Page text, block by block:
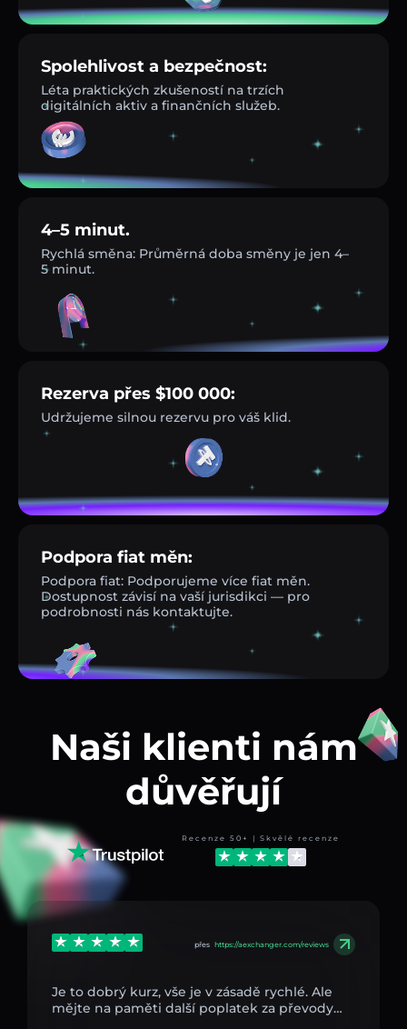
Spolehlivost a bezpečnost:
Léta praktických zkušeností na trzích
digitálních aktiv a finančních služeb.
4–5 minut.
Rychlá směna: Průměrná doba směny je jen 4–
5 minut.
Rezerva přes $100 000:
Udržujeme silnou rezervu pro váš klid.
Podpora fiat měn:
Podpora fiat: Podporujeme více fiat měn.
Dostupnost závisí na vaší jurisdikci — pro
podrobnosti nás kontaktujte.
Naši klienti nám
důvěřují
Recenze 50+ | Skvělé recenze
přes https://aexchanger.com/reviews
Je to dobrý kurz, vše je v zásadě rychlé. Ale
mějte na paměti další poplatek za převody…